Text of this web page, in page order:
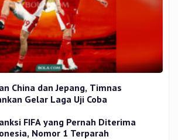
China dan Jepang, Timnas
Gelar Laga Uji Coba
FIFA yang Pernah Diterima
Nomor 1 Terparah